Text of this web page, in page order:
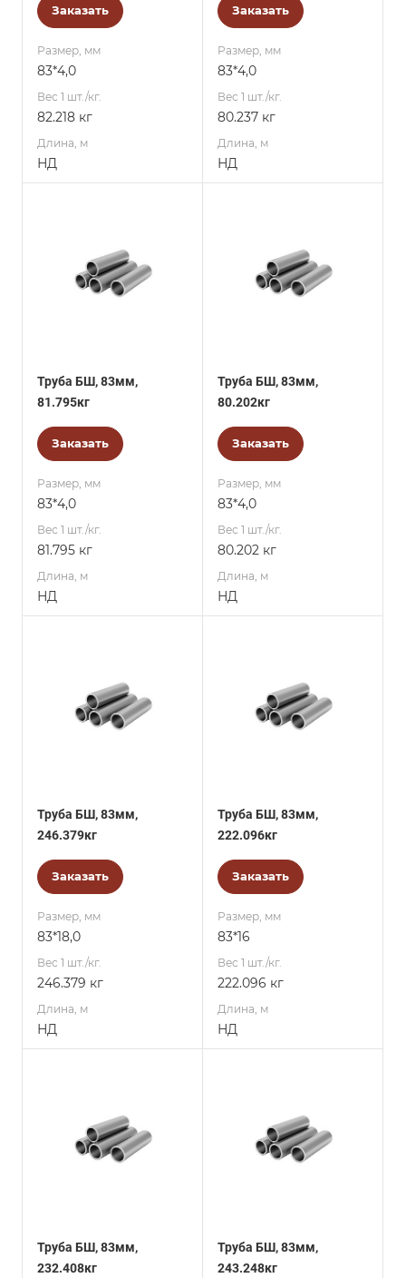
Заказать
Размер, мм
83*4,0
Вес 1 шт./кг.
82.218 кг
Длина, м
НД
Заказать
Размер, мм
83*4,0
Вес 1 шт./кг.
80.237 кг
Длина, м
НД
Труба БШ, 83мм,
81.795кг
Заказать
Размер, мм
83*4,0
Вес 1 шт./кг.
81.795 кг
Длина, м
НД
Труба БШ, 83мм,
80.202кг
Заказать
Размер, мм
83*4,0
Вес 1 шт./кг.
80.202 кг
Длина, м
НД
Труба БШ, 83мм,
246.379кг
Заказать
Размер, мм
83*18,0
Вес 1 шт./кг.
246.379 кг
Длина, м
НД
Труба БШ, 83мм,
222.096кг
Заказать
Размер, мм
83*16
Вес 1 шт./кг.
222.096 кг
Длина, м
НД
Труба БШ, 83мм,
232.408кг
Труба БШ, 83мм,
243.248кг